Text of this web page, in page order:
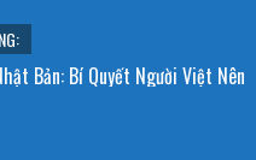
Bản: Bí Quyết Người Việt Nên